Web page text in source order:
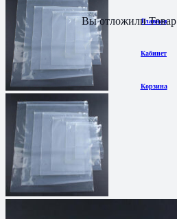
Вы отложилиТовар
Главная
Кабинет
Корзина